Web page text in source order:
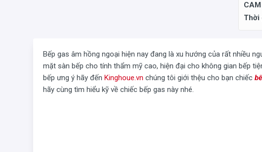
Thời
Bếp gas âm hồng ngoại hiện nay đang là xu hướng của rất nhiều
mặt sàn bếp cho tính thẩm mỹ cao, hiện đại cho không gian bếp
bếp ưng ý hãy đến Kinghoue.vn chúng tôi giới thệu cho bạn chiếc
hãy cùng tìm hiểu kỹ về chiếc bếp gas này nhé.